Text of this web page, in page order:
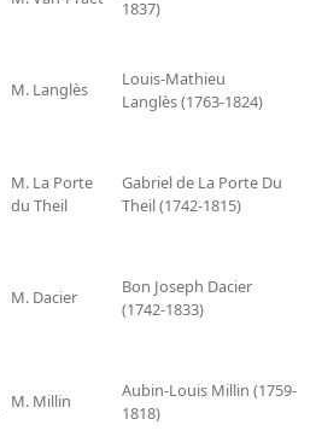
1837)
M. Langlès
Louis-Mathieu
Langlès (1763-1824)
M. La Porte
du Theil
Gabriel de La Porte Du
Theil (1742-1815)
M. Dacier
Bon Joseph Dacier
(1742-1833)
M. Millin
Aubin-Louis Millin (1759-
1818)